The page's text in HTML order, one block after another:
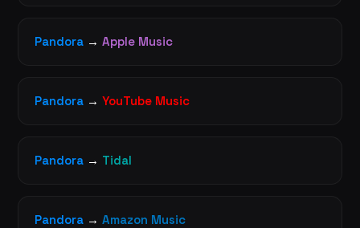
Pandora → Apple Music
Pandora → YouTube Music
Pandora → Tidal
Pandora → Amazon Music